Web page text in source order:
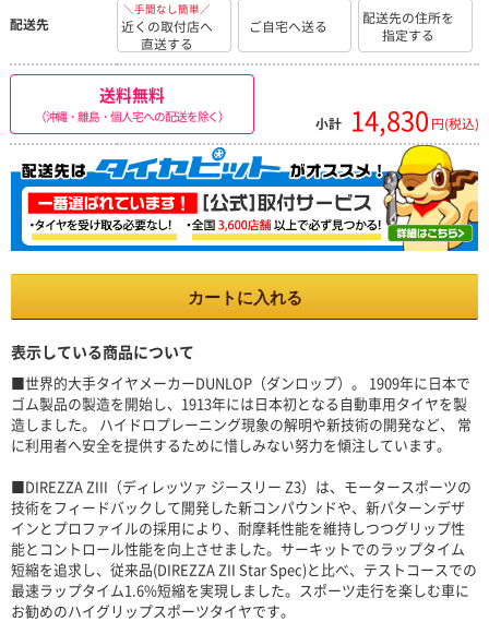
配送先
＼手間なし簡単／
近くの取付店へ
直送する
ご自宅へ送る
配送先の住所を
指定する
送料無料
（沖縄・離島・個人宅への配送を除く） 小計 14,830 円(税込)
カートに入れる
表示している商品について
■世界的大手タイヤメーカーDUNLOP（ダンロップ）。 1909年に日本で
ゴム製品の製造を開始し、1913年には日本初となる自動車用タイヤを製
造しました。 ハイドロプレーニング現象の解明や新技術の開発など、 常
に利用者へ安全を提供するために惜しみない努力を傾注しています。
■DIREZZA ZIII（ディレッツァ ジースリー Z3）は、モータースポーツの
技術をフィードバックして開発した新コンパウンドや、新パターンデザ
インとプロファイルの採用により、耐摩耗性能を維持しつつグリップ性
能とコントロール性能を向上させました。サーキットでのラップタイム
短縮を追求し、従来品(DIREZZA ZII Star Spec)と比べ、テストコースでの
最速ラップタイム1.6%短縮を実現しました。スポーツ走行を楽しむ車に
お勧めのハイグリップスポーツタイヤです。